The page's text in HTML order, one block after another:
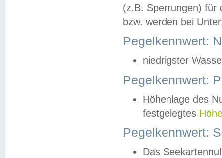
(z.B. Sperrungen) für
bzw. werden bei
Pegelkennwert:
niedrigster
Pegelkennwert:
Höhenlage des
festgelegtes
Pegelkennwert:
Das